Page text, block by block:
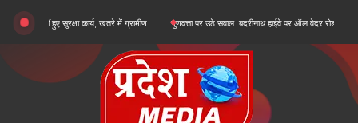
Skip
content
कार्य, खतरे में ग्रामीण गुणवत्ता पर उठे सवाल: बदरीनाथ हाईवे पर ऑल वेदर रोड के सुधारीकरण कार्य पहली